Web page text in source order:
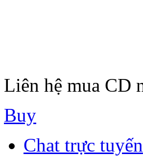
Liên hệ mua CD
Buy
Chat trực tuyến